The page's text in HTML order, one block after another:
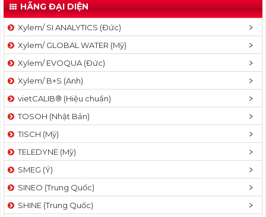
HÃNG ĐẠI DIỆN
Xylem/ SI ANALYTICS (Đức)
Xylem/ GLOBAL WATER (Mỹ)
Xylem/ EVOQUA (Đức)
Xylem/ B+S (Anh)
vietCALIB® (Hiệu chuẩn)
TOSOH (Nhật Bản)
TISCH (Mỹ)
TELEDYNE (Mỹ)
SMEG (Ý)
SINEO (Trung Quốc)
SHINE (Trung Quốc)